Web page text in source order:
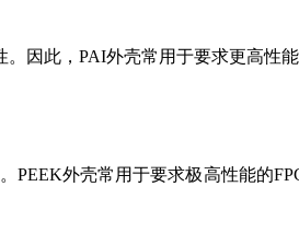
因此，PAI外壳常用于要求更高性能
PEEK外壳常用于要求极高性能的